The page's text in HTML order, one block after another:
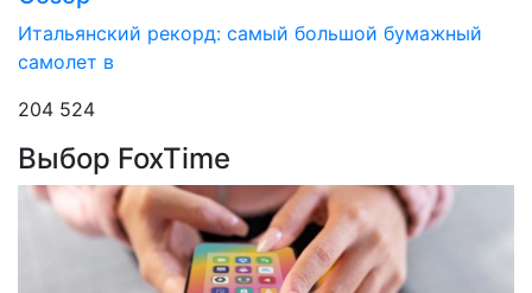
Итальянский рекорд: самый большой бумажный
самолет в
204 524
Выбор FoxTime